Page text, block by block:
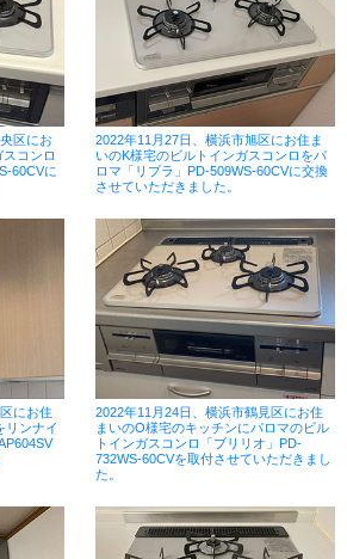
区にお
コンロ
60CVに
2022年11月27日、横浜市旭区にお住ま
いのK様宅のビルトインガスコンロをパ
ロマ「リプラ」PD-509WS-60CVに交換
させていただきました。
にお住
リンナイ
2022年11月24日、横浜市鶴見区にお住
まいのO様宅のキッチンにパロマのビル
トインガスコンロ「ブリリオ」PD-
732WS-60CVを取付させていただきまし
た。